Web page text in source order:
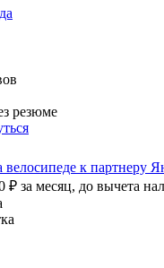
резюме
велосипеде к партнеру
₽ за месяц, до вычета